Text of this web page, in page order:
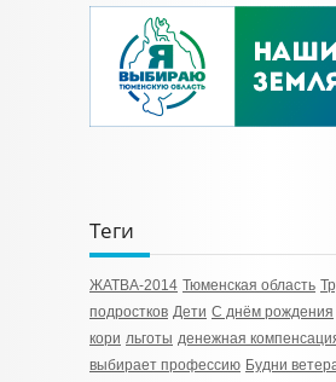
Теги
ЖАТВА-2014 Тюменская область
подростков Дети С днём рождения
кори льготы денежная
выбирает профессию Будни